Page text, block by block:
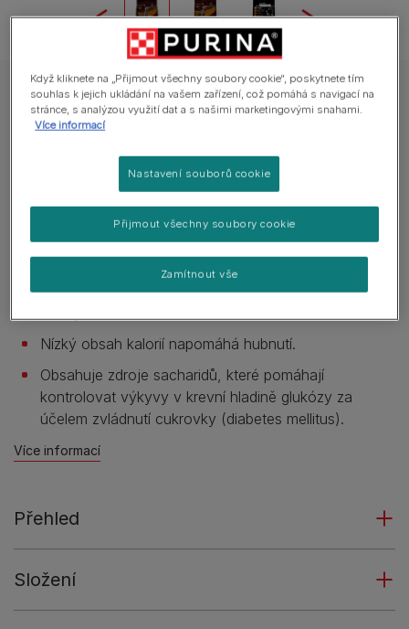
PURINA® PRO PLAN® Veterinary Diets Canine OM Obesity Management,
granule pro psy
Veterinární dieta pro psy: obezita (granule)
0 hodnocení
Dostupné velikosti balení: 3 kg 12 kg
Vysoký obsah bílkovin během hubnutí podporuje
odbourávání tělesného tuku při zachování svalové
Nízký obsah kalorií napomáhá hubnutí.
Obsahuje zdroje sacharidů, které pomáhají
kontrolovat výkyvy v krevní hladině glukózy za
účelem zvládnutí cukrovky (diabetes mellitus).
Více informací
Přehled
Složení
Když kliknete na „Přijmout všechny soubory cookie“, poskytnete tím
souhlas k jejich ukládání na vašem zařízení, což pomáhá s navigací na
stránce, s analýzou využití dat a s našimi marketingovými snahami.
Více informací
Nastavení souborů cookie
Zamítnout vše
Přijmout všechny soubory cookie